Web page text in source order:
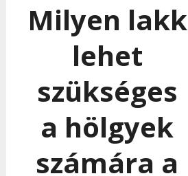
Milyen lakk
lehet
szükséges
a hölgyek
számára a